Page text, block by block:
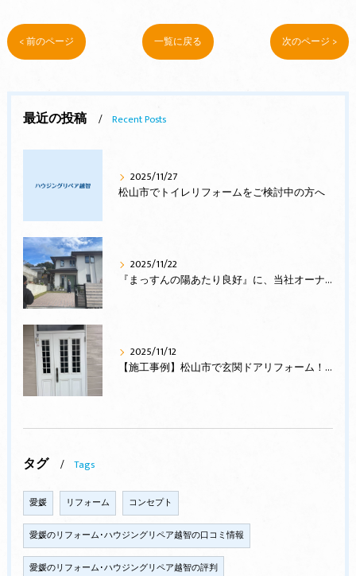
< 前のページ 一覧に戻る 次のページ >
最近の投稿 Recent Posts
2025/11/27
松山市でトイレリフォームをご検討中の方へ
2025/11/22
『まっすんの陽あたり良好』に、当社オーナー様邸が登場します
2025/11/12
【施工事例】松山市で玄関ドアリフォーム！防犯性・断熱性・デザイン性を一新！
タグ Tags
愛媛 リフォーム コンセプト
愛媛のリフォーム･ハウジングリペア越智の口コミ情報
愛媛のリフォーム･ハウジングリペア越智の評判